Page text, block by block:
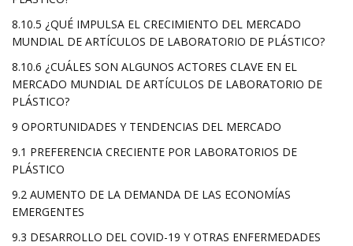
8.10.5 ¿QUÉ IMPULSA EL CRECIMIENTO DEL MERCADO
MUNDIAL DE ARTÍCULOS DE LABORATORIO DE PLÁSTICO?
8.10.6 ¿CUÁLES SON ALGUNOS ACTORES CLAVE EN EL
MERCADO MUNDIAL DE ARTÍCULOS DE LABORATORIO DE
PLÁSTICO?
9 OPORTUNIDADES Y TENDENCIAS DEL MERCADO
9.1 PREFERENCIA CRECIENTE POR LABORATORIOS DE
PLÁSTICO
9.2 AUMENTO DE LA DEMANDA DE LAS ECONOMÍAS
EMERGENTES
9.3 DESARROLLO DEL COVID-19 Y OTRAS ENFERMEDADES